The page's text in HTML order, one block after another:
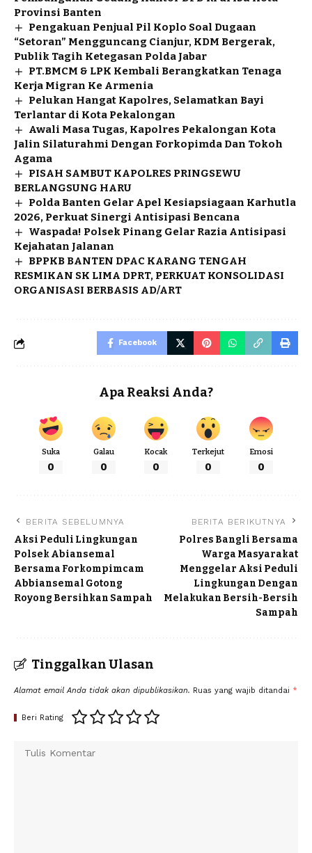
Provinsi Banten
Pengakuan Penjual Pil Koplo Soal Dugaan
“Setoran” Mengguncang Cianjur, KDM Bergerak,
Publik Tagih Ketegasan Polda Jabar
PT.BMCM & LPK Kembali Berangkatkan Tenaga
Kerja Migran Ke Armenia
Pelukan Hangat Kapolres, Selamatkan Bayi
Terlantar di Kota Pekalongan
Awali Masa Tugas, Kapolres Pekalongan Kota
Jalin Silaturahmi Dengan Forkopimda Dan Tokoh
Agama
PISAH SAMBUT KAPOLRES PRINGSEWU
BERLANGSUNG HARU
Polda Banten Gelar Apel Kesiapsiagaan Karhutla
2026, Perkuat Sinergi Antisipasi Bencana
Waspada! Polsek Pinang Gelar Razia Antisipasi
Kejahatan Jalanan
BPPKB BANTEN DPAC KARANG TENGAH
RESMIKAN SK LIMA DPRT, PERKUAT KONSOLIDASI
ORGANISASI BERBASIS AD/ART
Facebook
Apa Reaksi Anda?
Suka
0
Galau
0
Kocak
0
Terkejut
0
Emosi
0
BERITA SEBELUMNYA
Aksi Peduli Lingkungan
Polsek Abiansemal
Bersama Forkompimcam
Abbiansemal Gotong
Royong Bersihkan Sampah
BERITA BERIKUTNYA
Polres Bangli Bersama
Warga Masyarakat
Menggelar Aksi Peduli
Lingkungan Dengan
Melakukan Bersih-Bersih
Sampah
Tinggalkan Ulasan
Alamat email Anda tidak akan dipublikasikan. Ruas yang wajib ditandai *
Beri Rating